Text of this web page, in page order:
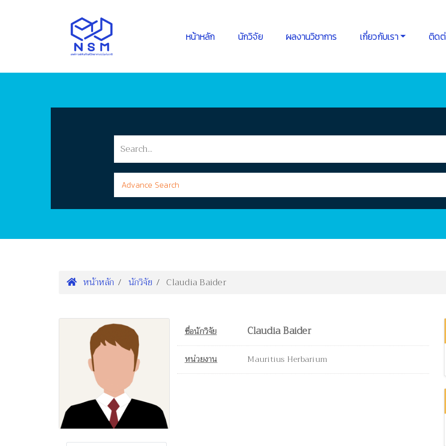
หน้าหลัก นักวิจัย ผลงานวิชาการ เกี่ยวกับเรา ติดต่
Advance Search
หน้าหลัก นักวิจัย Claudia Baider
ชื่อนักวิจัย Claudia Baider
หน่วยงาน Mauritius Herbarium